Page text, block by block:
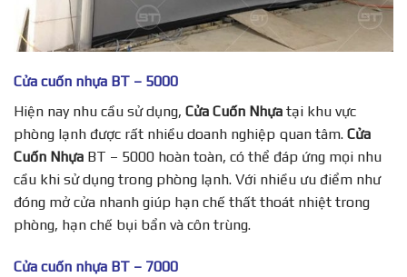
Cửa cuốn nhựa BT – 5000
Hiện nay nhu cầu sử dụng, Cửa Cuốn Nhựa tại khu vực
phòng lạnh được rất nhiều doanh nghiệp quan tâm. Cửa
Cuốn Nhựa BT – 5000 hoàn toàn, có thể đáp ứng mọi nhu
cầu khi sử dụng trong phòng lạnh. Với nhiều ưu điểm như
đóng mở cửa nhanh giúp hạn chế thất thoát nhiệt trong
phòng, hạn chế bụi bẩn và côn trùng.
Cửa cuốn nhựa BT – 7000